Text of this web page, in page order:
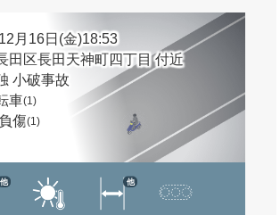
月16日(金)18:53
田区長田天神町四丁目 付近
小破事故
車(1)
負傷(1)
他 他